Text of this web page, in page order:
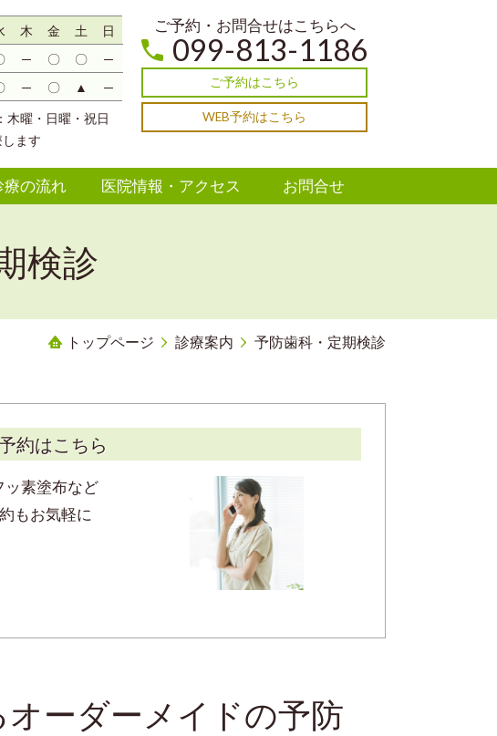
木 金 土
日
─ 〇 〇
─
─ 〇 ▲ ─
曜・日曜・祝日
ます
ご予約・お問合せはこちらへ
099-813-1186
ご予約はこちら
WEB予約はこちら
療の流れ 医院情報・アクセス お問合せ
検診
トップページ 診療案内 予防歯科・定期検診
約はこちら
ッ素塗布など
もお気軽に
ーダーメイドの予防